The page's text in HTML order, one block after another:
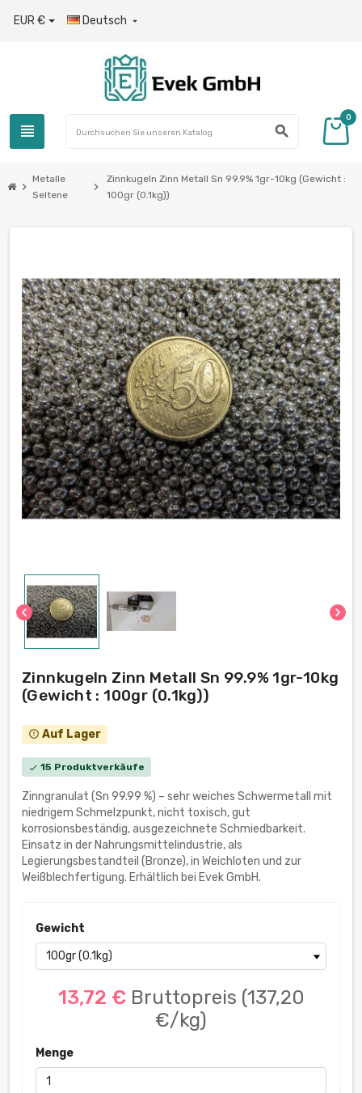
EUR € Deutsch 
view_headline search
0
chevron_right
Metalle
Seltene
chevron_right
Zinnkugeln Zinn Metall Sn 99.9% 1gr-10kg (Gewicht :
100gr (0.1kg))
chevron_left chevron_right
Zinnkugeln Zinn Metall Sn 99.9% 1gr-10kg
(Gewicht : 100gr (0.1kg))
error_outline Auf Lager
check 15 Produktverkäufe
Zinngranulat (Sn 99.99 %) – sehr weiches Schwermetall mit
niedrigem Schmelzpunkt, nicht toxisch, gut
korrosionsbeständig, ausgezeichnete Schmiedbarkeit.
Einsatz in der Nahrungsmittelindustrie, als
Legierungsbestandteil (Bronze), in Weichloten und zur
Weißblechfertigung. Erhältlich bei Evek GmbH.
Gewicht
13,72 € Bruttopreis (137,20
€/kg)
Menge